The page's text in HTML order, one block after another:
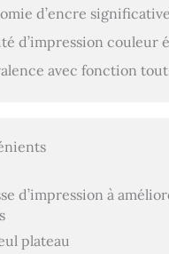
d’encre significative
d’impression couleur
avec fonction
d’impression à
plateau